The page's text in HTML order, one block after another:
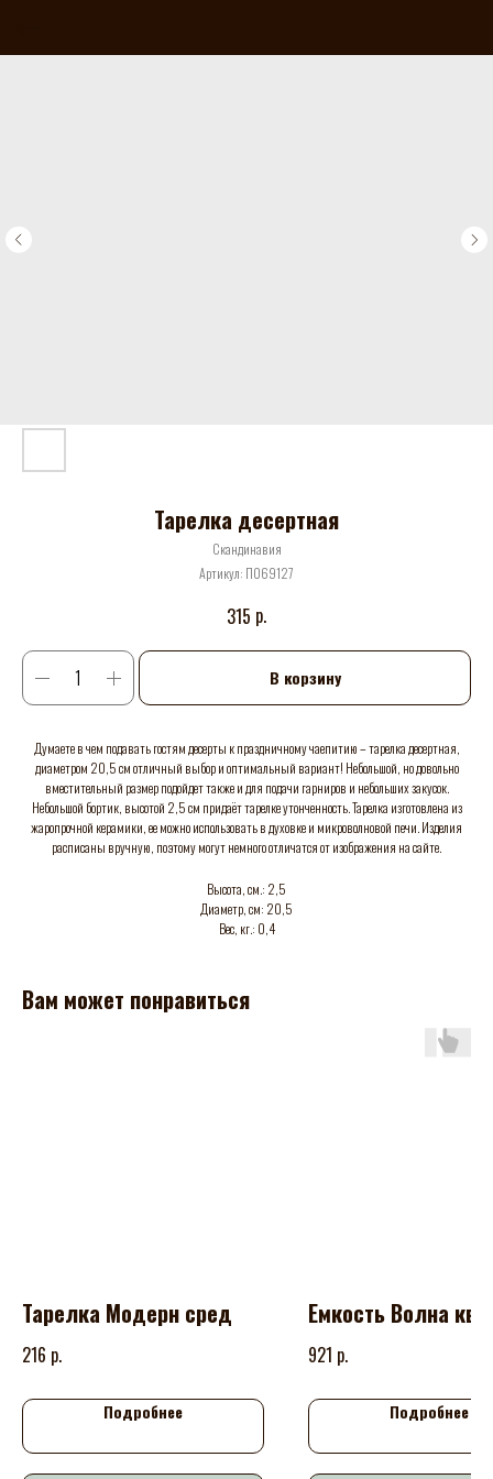
Тарелка десертная
Скандинавия
Артикул: П069127
315 р.
В корзину
Думаете в чем подавать гостям десерты к праздничному чаепитию – тарелка десертная,
диаметром 20,5 см отличный выбор и оптимальный вариант! Небольшой, но довольно
вместительный размер подойдет также и для подачи гарниров и небольших закусок.
Небольшой бортик, высотой 2,5 см придаёт тарелке утонченность. Тарелка изготовлена из
жаропрочной керамики, ее можно использовать в духовке и микроволновой печи. Изделия
расписаны вручную, поэтому могут немного отличатся от изображения на сайте.
Высота, см.: 2,5
Диаметр, см: 20,5
Вес, кг.: 0,4
Вам может понравиться
Тарелка Модерн сред
216 р.
Подробнее
Емкость Волна кв
921 р.
Подробнее